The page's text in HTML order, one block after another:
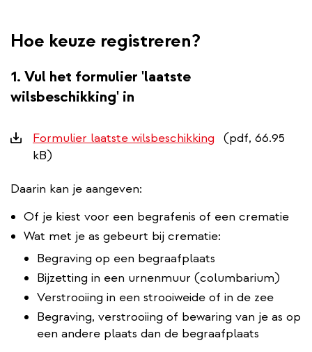
Hoe keuze registreren?
1. Vul het formulier 'laatste
wilsbeschikking' in
Downloads
Formulier laatste wilsbeschikking
(pdf, 66.95
kB)
Daarin kan je aangeven:
Of je kiest voor een begrafenis of een crematie
Wat met je as gebeurt bij crematie:
Begraving op een begraafplaats
Bijzetting in een urnenmuur (columbarium)
Verstrooiing in een strooiweide of in de zee
Begraving, verstrooiing of bewaring van je as op
een andere plaats dan de begraafplaats